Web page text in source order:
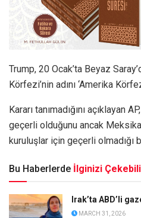
Trump, 20 Ocak’ta Beyaz
Körfezi’nin adını ‘Amerika
Kararı tanımadığını açıklayan
geçerli olduğunu ancak
kuruluşlar için geçerli olmadığı
Bu Haberlerde İlginizi
Irak’ta ABD’li
MARCH 31, 2026